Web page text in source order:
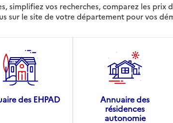
simplifiez vos recherches, comparez les prix
sur le site de votre département pour vos
des EHPAD
Annuaire des
résidences
autonomie